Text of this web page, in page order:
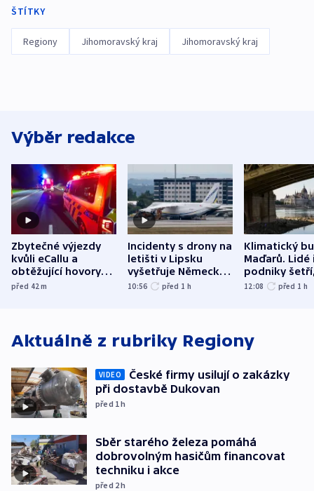
ŠTÍTKY
Regiony Jihomoravský kraj Jihomoravský kraj
Výběr redakce
Zbytečné výjezdy
kvůli eCallu a
obtěžující hovory
zdržují záchranáře
před 42m
Incidenty s drony na
letišti v Lipsku
vyšetřuje Německo
jako úmyslný pokus
10:56 před 1 h
Klimatický
Maďarů. Lidé
podniky
omezuje se
12:08 před 1 h
Aktuálně z rubriky Regiony
VIDEO
České firmy usilují o zakázky
při dostavbě Dukovan
před 1h
Sběr starého železa pomáhá
dobrovolným hasičům financovat
techniku i akce
před 2h